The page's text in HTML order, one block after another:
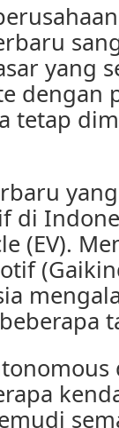
yang
dengan
tetap
di
(EV).